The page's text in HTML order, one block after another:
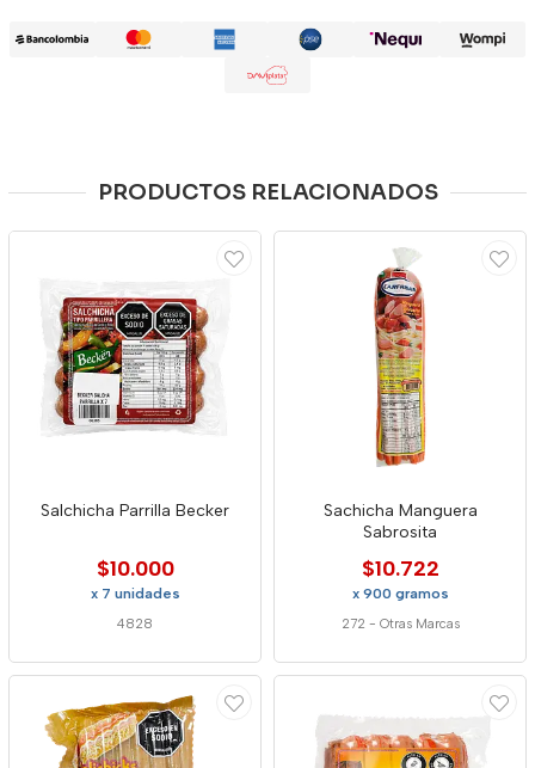
PRODUCTOS RELACIONADOS
Salchicha Parrilla Becker
$10.000
x 7 unidades
4828
Sachicha Manguera
Sabrosita
$10.722
x 900 gramos
272 - Otras Marcas